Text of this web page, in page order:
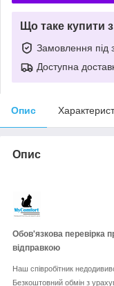
Що таке купити
Замовлення під
Доступна
Опис
Опис
Обов'язкова перевірка
відправкою
Наш співробітник
Безкоштовний обмін з